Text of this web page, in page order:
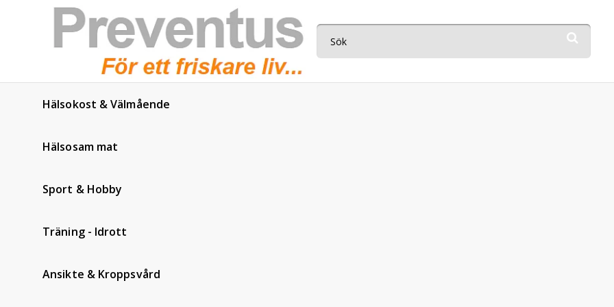
Hälsokost & Välmående
Hälsosam mat
Sport & Hobby
Träning - Idrott
Ansikte & Kroppsvård